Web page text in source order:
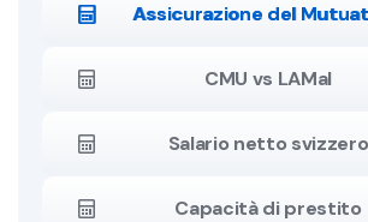
Assicurazione del
CMU vs LAMal
Salario netto svizzero
Capacità di prestito